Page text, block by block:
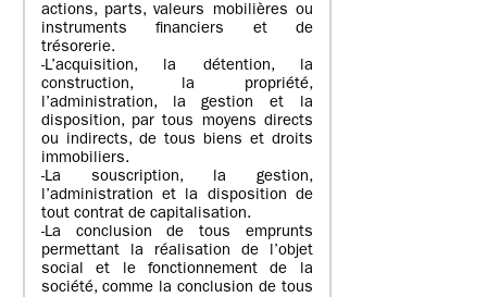
actions, parts, valeurs mobilières ou
instruments financiers et de
trésorerie.
-L’acquisition, la détention, la
construction, la propriété,
l’administration, la gestion et la
disposition, par tous moyens directs
ou indirects, de tous biens et droits
immobiliers.
-La souscription, la gestion,
l’administration et la disposition de
tout contrat de capitalisation.
-La conclusion de tous emprunts
permettant la réalisation de l’objet
social et le fonctionnement de la
société, comme la conclusion de tous